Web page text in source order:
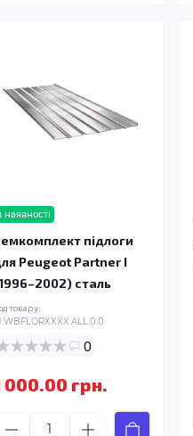
наявності
підлоги
Peugeot Partner I
сталь
товару:
0
000.00 грн.